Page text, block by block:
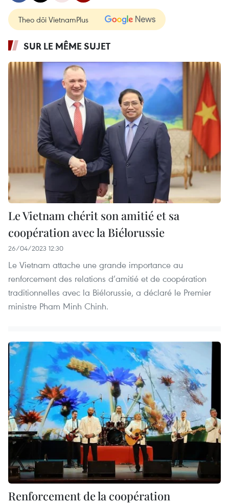
Theo dõi VietnamPlus
SUR LE MÊME SUJET
Le Vietnam chérit son amitié et sa
coopération avec la Biélorussie
26/04/2023 12:30
Le Vietnam attache une grande importance au
renforcement des relations d’amitié et de coopération
traditionnelles avec la Biélorussie, a déclaré le Premier
ministre Pham Minh Chinh.
Renforcement de la coopération